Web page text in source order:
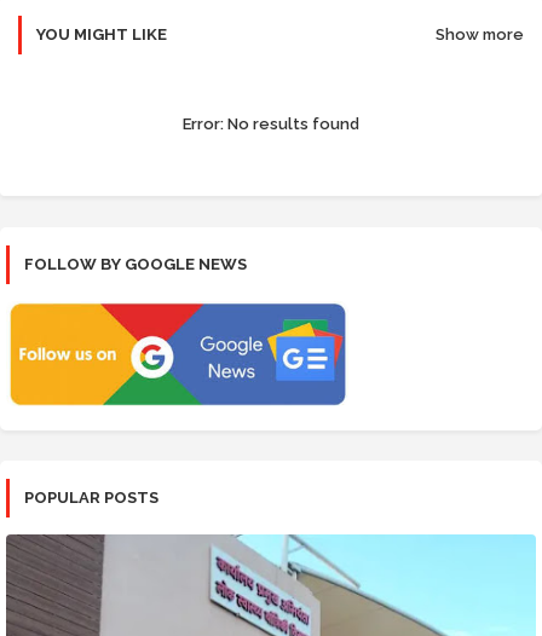
YOU MIGHT LIKE Show more
Error: No results found
FOLLOW BY GOOGLE NEWS
POPULAR POSTS